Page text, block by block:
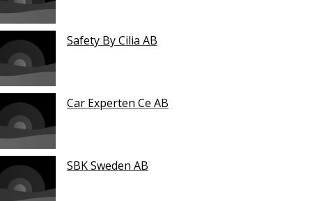
Safety By Cilia AB
Car Experten Ce AB
SBK Sweden AB